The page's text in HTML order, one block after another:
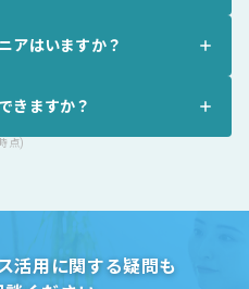
アはいますか？
きますか？
点)
活用に関する疑問も